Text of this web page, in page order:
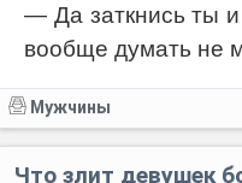
— Да заткнись ты
вообще думать не
Мужчины
Что злит девушек